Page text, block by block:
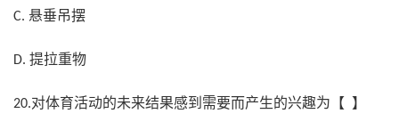
C. 悬垂吊摆
D. 提拉重物
20.对体育活动的未来结果感到需要而产生的兴趣为【 】